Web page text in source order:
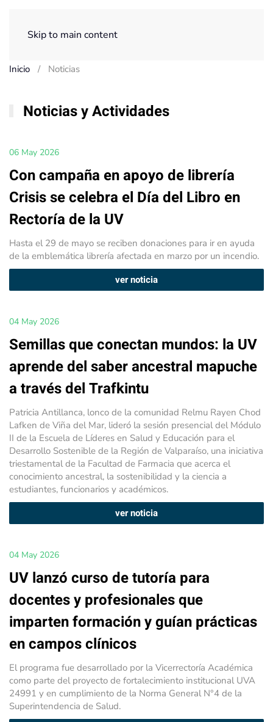
Skip to main content
Inicio Noticias
Noticias y Actividades
06 May 2026
Con campaña en apoyo de librería
Crisis se celebra el Día del Libro en
Rectoría de la UV
Hasta el 29 de mayo se reciben donaciones para ir en ayuda
de la emblemática librería afectada en marzo por un incendio.
ver noticia
04 May 2026
Semillas que conectan mundos: la UV
aprende del saber ancestral mapuche
a través del Trafkintu
Patricia Antillanca, lonco de la comunidad Relmu Rayen Chod
Lafken de Viña del Mar, lideró la sesión presencial del Módulo
II de la Escuela de Líderes en Salud y Educación para el
Desarrollo Sostenible de la Región de Valparaíso, una iniciativa
triestamental de la Facultad de Farmacia que acerca el
conocimiento ancestral, la sostenibilidad y la ciencia a
estudiantes, funcionarios y académicos.
ver noticia
04 May 2026
UV lanzó curso de tutoría para
docentes y profesionales que
imparten formación y guían prácticas
en campos clínicos
El programa fue desarrollado por la Vicerrectoría Académica
como parte del proyecto de fortalecimiento institucional UVA
24991 y en cumplimiento de la Norma General N°4 de la
Superintendencia de Salud.